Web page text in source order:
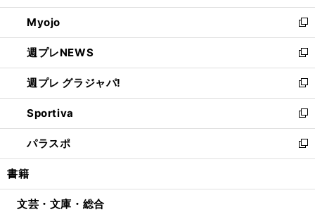
開
く
ウ
で
開
く
ン
ド
ウ
で
開
く
ウ
ィ
ン
ド
ウ
で
開
く
Myojo
新
し
い
ウ
ィ
ン
ド
ウ
で
開
週プレNEWS
新
し
い
ウ
ィ
ン
ド
ウ
開
週プレ グラジャパ!
新
し
い
ウ
ィ
ン
ウ
Sportiva
新
し
い
ウ
ン
パラスポ
新
し
ウ
書籍
文芸・文庫・総合